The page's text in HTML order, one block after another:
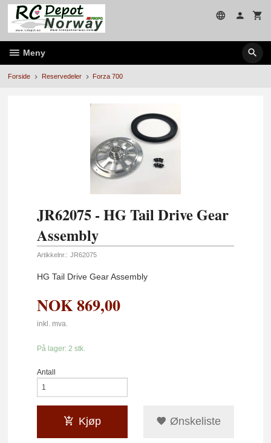
Gå
innholdet
Meny
Forside Reservedeler Forza 700
JR62075 - HG Tail Drive Gear
Assembly
Artikkelnr.: JR62075
HG Tail Drive Gear Assembly
NOK869,00
inkl. mva.
På lager: 2 stk.
Antall
Kjøp Ønskeliste